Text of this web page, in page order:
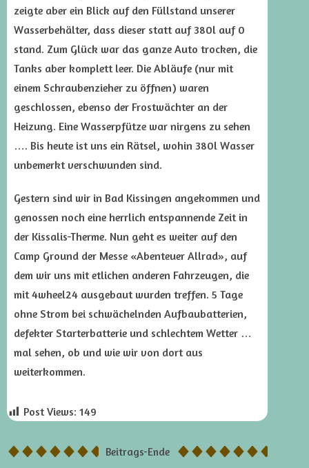
zeigte aber ein Blick auf den Füllstand unserer
Wasserbehälter, dass dieser statt auf 380l auf 0
stand. Zum Glück war das ganze Auto trocken, die
Tanks aber komplett leer. Die Abläufe (nur mit
einem Schraubenzieher zu öffnen) waren
geschlossen, ebenso der Frostwächter an der
Heizung. Eine Wasserpfütze war nirgens zu sehen
…. Bis heute ist uns ein Rätsel, wohin 380l Wasser
unbemerkt verschwunden sind.
Gestern sind wir in Bad Kissingen angekommen und
genossen noch eine herrlich entspannende Zeit in
der Kissalis-Therme. Nun geht es weiter auf den
Camp Ground der Messe «Abenteuer Allrad», auf
dem wir uns mit etlichen anderen Fahrzeugen, die
mit 4wheel24 ausgebaut wurden treffen. 5 Tage
ohne Strom bei schwächelnden Aufbaubatterien,
defekter Starterbatterie und schlechtem Wetter …
mal sehen, ob und wie wir von dort aus
weiterkommen.
Post Views: 149
Beitrags-Ende